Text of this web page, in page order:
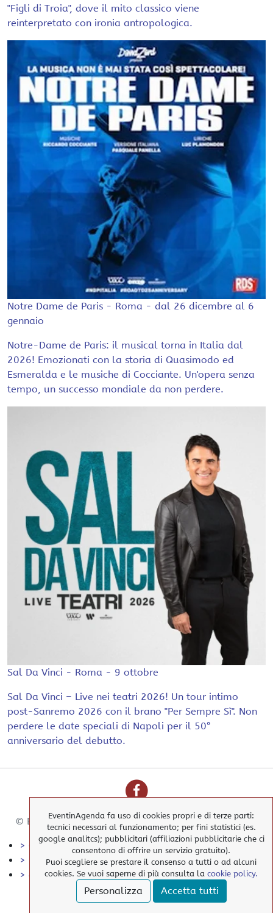
"Figli di Troia", dove il mito classico viene
reinterpretato con ironia antropologica.
Notre Dame de Paris - Roma - dal 26 dicembre al 6
gennaio
Notre-Dame de Paris: il musical torna in Italia dal
2026! Emozionati con la storia di Quasimodo ed
Esmeralda e le musiche di Cocciante. Un'opera senza
tempo, un successo mondiale da non perdere.
Sal Da Vinci - Roma - 9 ottobre
Sal Da Vinci – Live nei teatri 2026! Un tour intimo
post-Sanremo 2026 con il brano "Per Sempre Sì". Non
perdere le date speciali di Napoli per il 50°
anniversario del debutto.
© EventinAgenda 2017-2026-All Rights Reserved.
EventinAgenda fa uso di cookies propri e di terze parti:
tecnici necessari al funzionamento; per fini statistici (es.
google analitcs); pubblicitari (affiliazioni pubblicitarie che ci
consentono di offrire un servizio gratuito).
Puoi scegliere se prestare il consenso a tutti o ad alcuni
cookies. Se vuoi saperne di più consulta la cookie policy.
Personalizza Accetta tutti
> Cookies Policy
> Privacy Policy
> elimina i nostri cookies